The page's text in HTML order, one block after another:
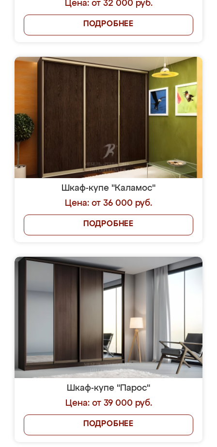
Цена: от 32 000 руб.
ПОДРОБНЕЕ
Шкаф-купе "Каламос"
Цена: от 36 000 руб.
ПОДРОБНЕЕ
Шкаф-купе "Парос"
Цена: от 39 000 руб.
ПОДРОБНЕЕ